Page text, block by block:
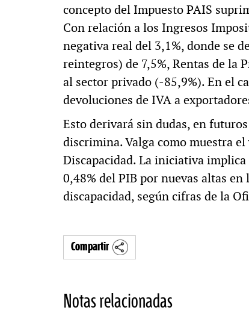
concepto del Impuesto PAIS
Con relación a los Ingresos
negativa real del 3,1%, donde se
reintegros) de 7,5%, Rentas de la
al sector privado (-85,9%). En el
devoluciones de IVA a
Esto derivará sin dudas, en
discrimina. Valga como muestra
Discapacidad. La iniciativa
0,48% del PIB por nuevas altas
discapacidad, según cifras de la
Compartir
Notas relacionadas